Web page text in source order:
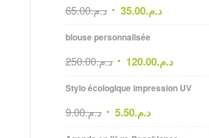
د.م.65.00 د.م.35.00
blouse personnalisée
د.م.250.00 د.م.120.00
Stylo écologique impression UV
د.م.9.00 د.م.5.50